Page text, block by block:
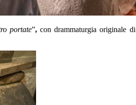
portate”,con drammaturgia originale di